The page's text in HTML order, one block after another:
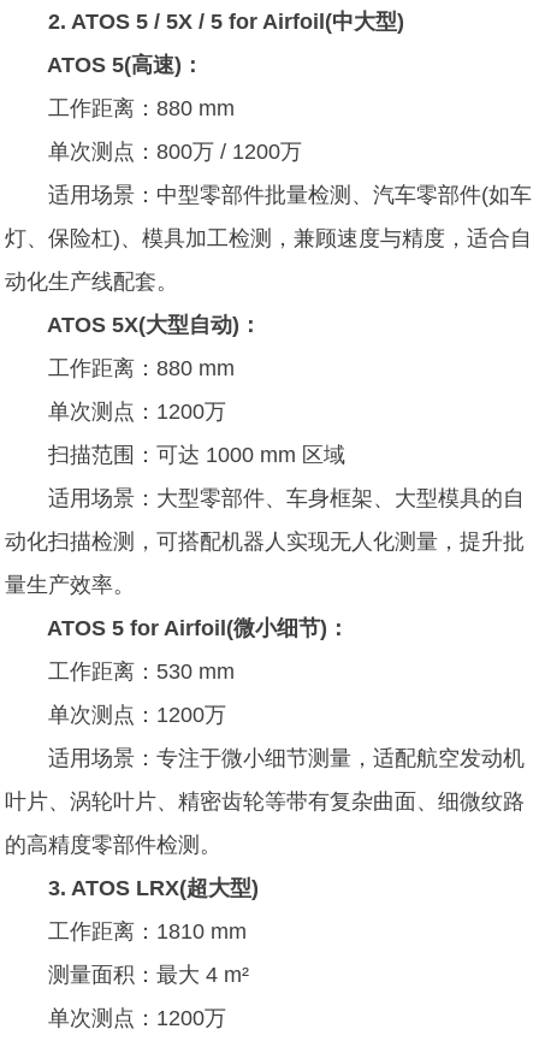
2. ATOS 5 / 5X / 5 for Airfoil(中大型)
ATOS 5(高速)：
工作距离：880 mm
单次测点：800万 / 1200万
适用场景：中型零部件批量检测、汽车零部件(如车
灯、保险杠)、模具加工检测，兼顾速度与精度，适合自
动化生产线配套。
ATOS 5X(大型自动)：
工作距离：880 mm
单次测点：1200万
扫描范围：可达 1000 mm 区域
适用场景：大型零部件、车身框架、大型模具的自
动化扫描检测，可搭配机器人实现无人化测量，提升批
量生产效率。
ATOS 5 for Airfoil(微小细节)：
工作距离：530 mm
单次测点：1200万
适用场景：专注于微小细节测量，适配航空发动机
叶片、涡轮叶片、精密齿轮等带有复杂曲面、细微纹路
的高精度零部件检测。
3. ATOS LRX(超大型)
工作距离：1810 mm
测量面积：最大 4 m²
单次测点：1200万